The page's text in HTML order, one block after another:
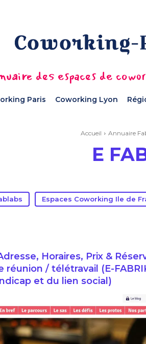
des espaces de
Paris Coworking Lyon
Accueil Annuaire
E
Espaces Coworking Ile de
Horaires, Prix &
/ télétravail (E-
et du lien social)